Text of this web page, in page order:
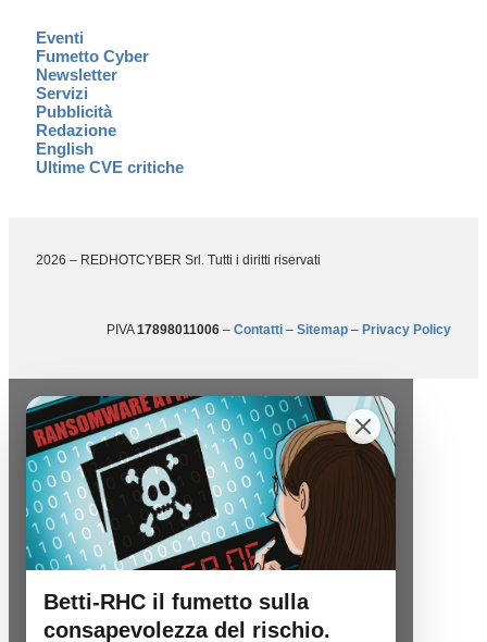
Eventi
Fumetto Cyber
Newsletter
Servizi
Pubblicità
Redazione
English
Ultime CVE critiche
2026 – REDHOTCYBER Srl. Tutti i diritti riservati
PIVA17898011006 – Contatti – Sitemap – Privacy Policy
Betti-RHC il fumetto sulla
consapevolezza del rischio.